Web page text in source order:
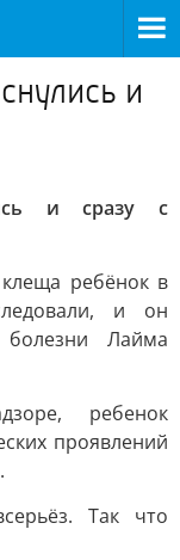
и
и сразу с
ребёнок в
и он
болезни Лайма
ребенок
проявлений
Так что